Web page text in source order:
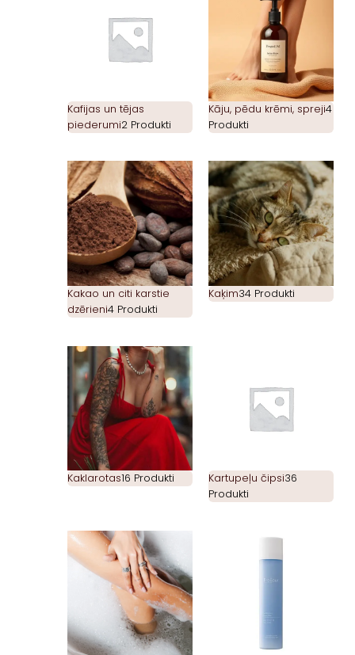
Kafijas un tējas
piederumi2 Produkti
Kāju, pēdu krēmi, spreji4
Produkti
Kakao un citi karstie
dzērieni4 Produkti
Kaķim34 Produkti
Kaklarotas16 Produkti Kartupeļu čipsi36
Produkti